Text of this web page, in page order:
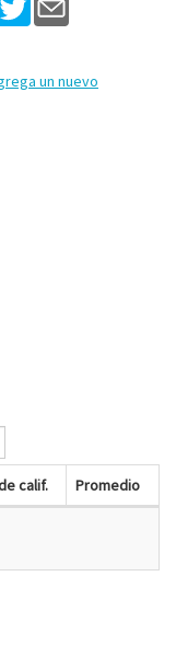
un nuevo
calif. Promedio